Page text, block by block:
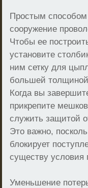
Простым
сооружение
Чтобы ее
установите
ним сетку для
большей
Когда вы
прикрепите
служить защитой
Это важно,
блокирует
существу условия
Уменьшение